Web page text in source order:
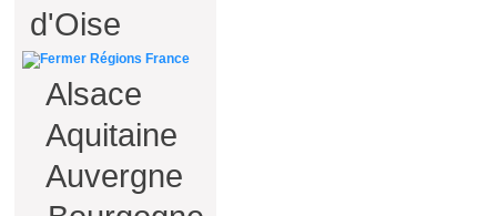
d'Oise
Régions France
Alsace
Aquitaine
Auvergne